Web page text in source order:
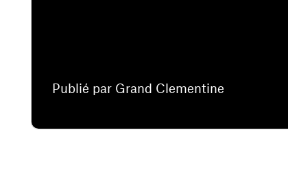
Publié par Grand Clementine